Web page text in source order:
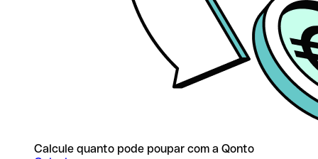
Calcule quanto pode poupar com a Qonto